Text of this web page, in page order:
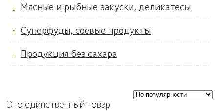
Мясные и рыбные закуски, деликатесы
Суперфуды, соевые продукты
Продукция без сахара
Это единственный товар